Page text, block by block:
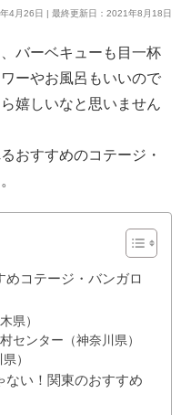
4月26日 | 最終更新日：2021年8月18日
バーベキューも目一杯
ーやお風呂もいいので
嬉しいなと思いません
おすすめのコテージ・
コテージ・バンガロ
県）
センター（神奈川県）
県）
ない！関東のおすすめ